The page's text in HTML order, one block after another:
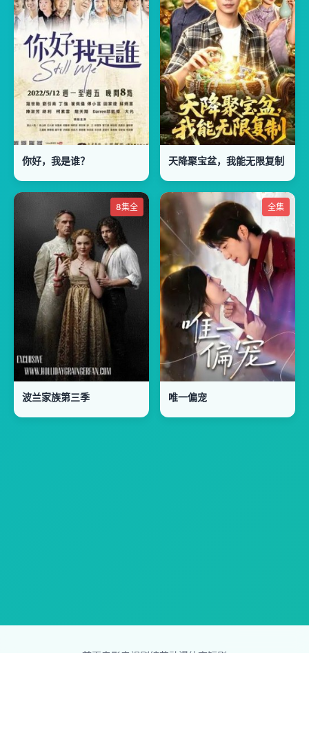
你好，我是谁？ 天降聚宝盆，我能无限复制
8集全
波兰家族第三季
全集
唯一偏宠
首页电影电视剧综艺动漫体育短剧